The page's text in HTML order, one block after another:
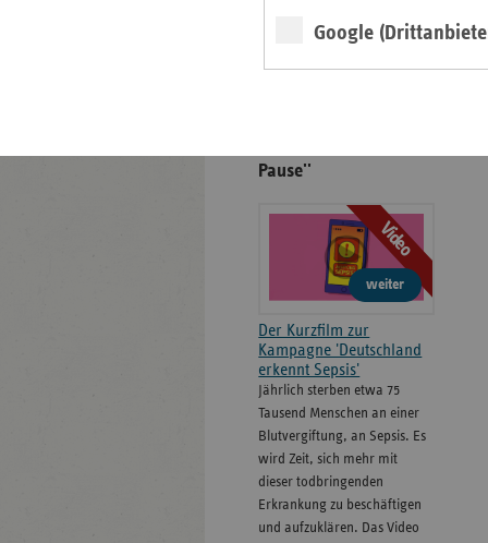
Google
Antragsunterlagen und
Formulare
Pause''
Video
weiter
Der Kurzfilm zur
Kampagne 'Deutschland
erkennt Sepsis'
Jährlich sterben etwa 75
Tausend Menschen an einer
Blutvergiftung, an Sepsis. Es
wird Zeit, sich mehr mit
dieser todbringenden
Erkrankung zu beschäftigen
und aufzuklären. Das Video